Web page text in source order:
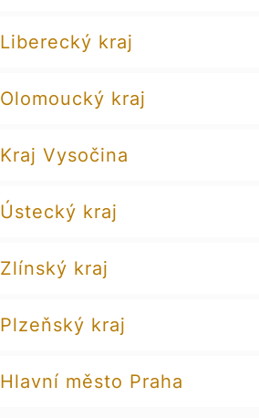
Liberecký kraj
Olomoucký kraj
Kraj Vysočina
Ústecký kraj
Zlínský kraj
Plzeňský kraj
Hlavní město Praha